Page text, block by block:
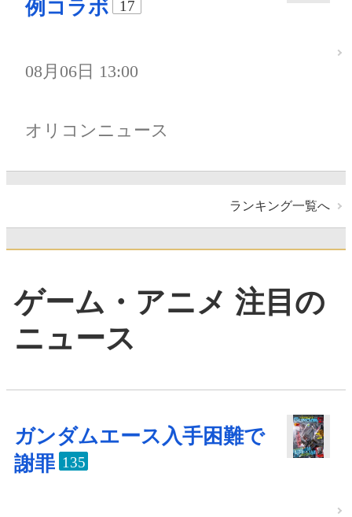
例コラボ
17
08月06日 13:00
オリコンニュース
ランキング一覧へ
ゲーム・アニメ 注目の
ニュース
ガンダムエース入手困難で
謝罪 135